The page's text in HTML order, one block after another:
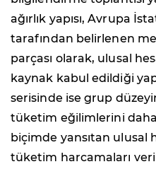
ağırlık yapısı, Avrupa
tarafından belirlenen
parçası olarak, ulusal
kaynak kabul edildiği
serisinde ise grup
tüketim eğilimlerini
biçimde yansıtan ulusal
tüketim harcamaları